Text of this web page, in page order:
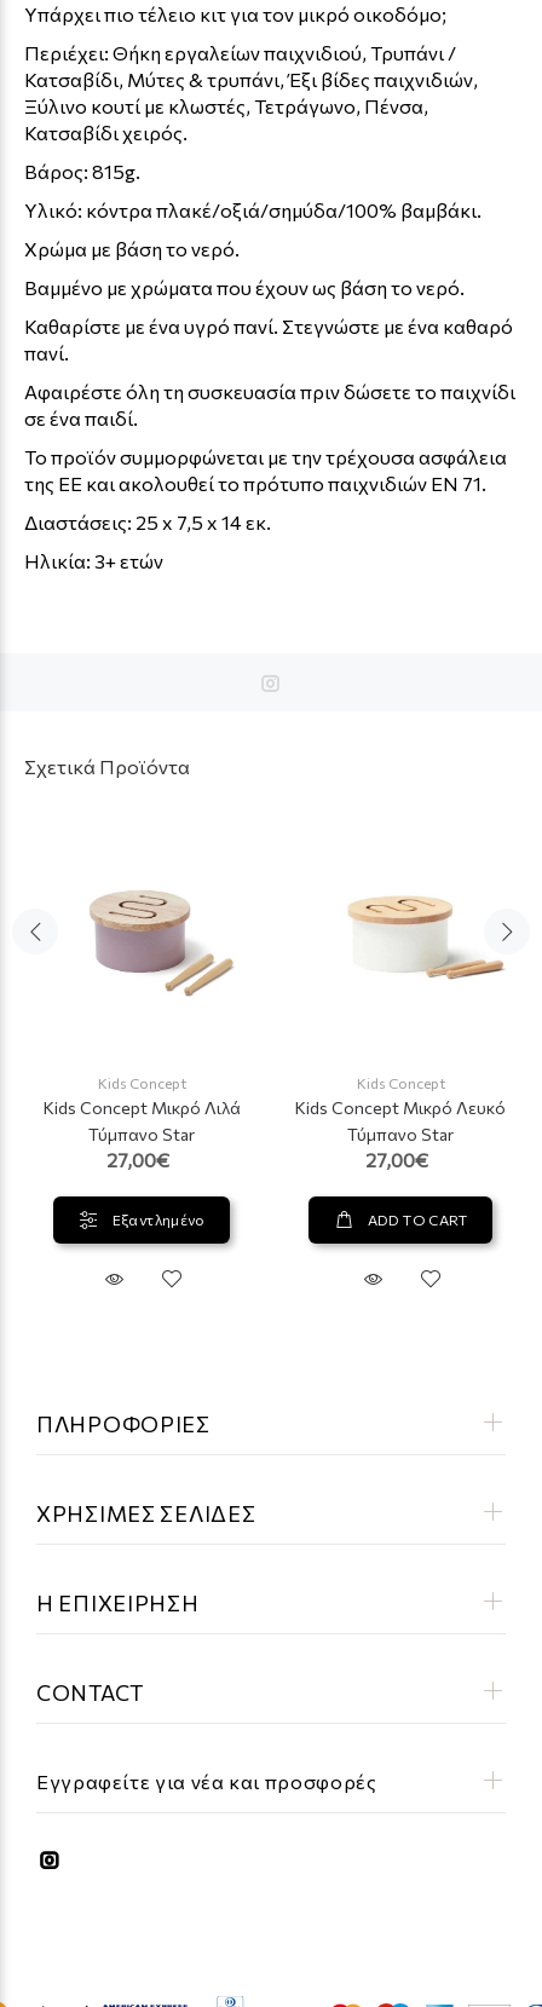
Υπάρχει πιο τέλειο κιτ για τον μικρό οικοδόμο;
Περιέχει: Θήκη εργαλείων παιχνιδιού, Τρυπάνι /
Κατσαβίδι, Μύτες & τρυπάνι, Έξι βίδες παιχνιδιών,
Ξύλινο κουτί με κλωστές, Τετράγωνο, Πένσα,
Κατσαβίδι χειρός.
Βάρος: 815g.
Υλικό: κόντρα πλακέ/οξιά/σημύδα/100% βαμβάκι.
Χρώμα με βάση το νερό.
Βαμμένο με χρώματα που έχουν ως βάση το νερό.
Καθαρίστε με ένα υγρό πανί. Στεγνώστε με ένα καθαρό
πανί.
Αφαιρέστε όλη τη συσκευασία πριν δώσετε το παιχνίδι
σε ένα παιδί.
Το προϊόν συμμορφώνεται με την τρέχουσα ασφάλεια
της ΕΕ και ακολουθεί το πρότυπο παιχνιδιών ΕΝ 71.
Διαστάσεις: 25 x 7,5 x 14 εκ.
Ηλικία: 3+ ετών
Σχετικά Προϊόντα
Kids Concept
Kids Concept Μικρό Λιλά
Τύμπανο Star
27,00€
Εξαντλημένο
Kids Concept
Kids Concept Μικρό Λευκό
Τύμπανο Star
27,00€
ADD TO CART
Εγγραφείτε για νέα και προσφορές
ΠΛΗΡΟΦΟΡΙΕΣ
ΧΡΗΣΙΜΕΣ ΣΕΛΙΔΕΣ
Η ΕΠΙΧΕΙΡΗΣΗ
CONTACT